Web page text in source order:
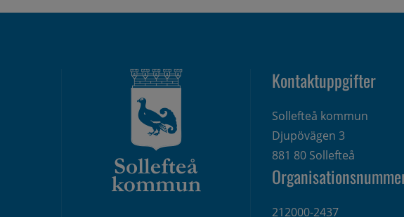
Kontaktuppgifter
Sollefteå kommun
Djupövägen 3
881 80 Sollefteå
212000-2437